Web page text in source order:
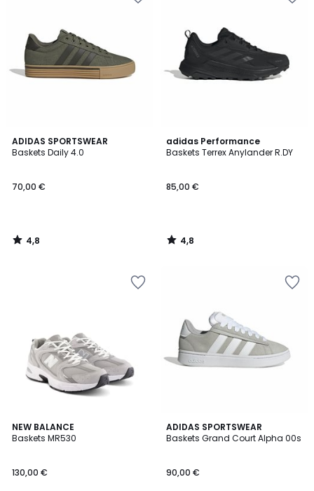
ADIDAS SPORTSWEAR
Baskets Daily 4.0
70,00 €
4,8
/ 5
4,8
/
adidas Performance
Baskets Terrex Anylander R.DY
85,00 €
4,8
/ 5
4,8
/
NEW BALANCE
Baskets MR530
130,00 €
4,7
/ 5
ADIDAS SPORTSWEAR
Baskets Grand Court Alpha 00s
90,00 €
4,9
/ 5